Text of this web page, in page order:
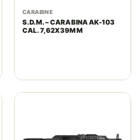
CARABINE
S.D.M. – CARABINA AK-103
CAL. 7,62X39MM